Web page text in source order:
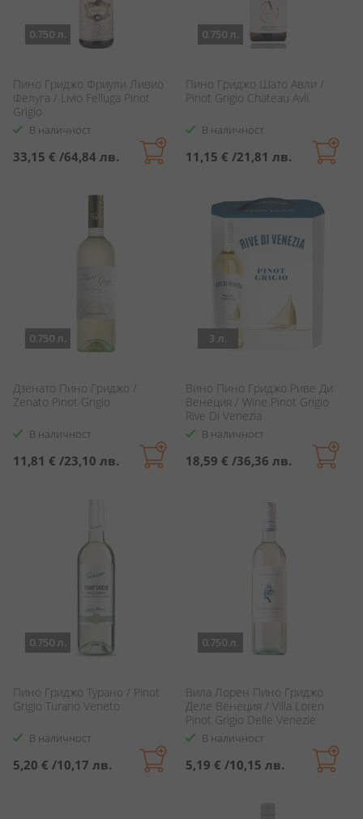
0.750 л.
Пино Гриджо Фриули Ливио
Фелуга / Livio Felluga Pinot
Grigio
В наличност
33,15 € /64,84 лв.
0.750 л.
Пино Гриджо Шато Авли /
Pinot Grigio Chateau Avli
В наличност
11,15 € /21,81 лв.
0.750 л.
Дзенато Пино Гриджо /
Zenato Pinot Grigio
В наличност
11,81 € /23,10 лв.
3 л.
Вино Пино Гриджо Риве Ди
Венеция / Wine Pinot Grigio
Rive Di Venezia
В наличност
18,59 € /36,36 лв.
0.750 л.
Пино Гриджо Турано / Pinot
Grigio Turano Veneto
В наличност
5,20 € /10,17 лв.
0.750 л.
Вила Лорен Пино Гриджо
Деле Венеция / Villa Loren
Pinot Grigio Delle Venezie
В наличност
5,19 € /10,15 лв.